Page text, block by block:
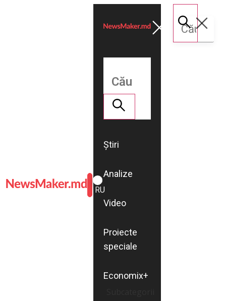
ROMÂNĂ
RU
Știri
Analize
Video
Proiecte
speciale
Economix+